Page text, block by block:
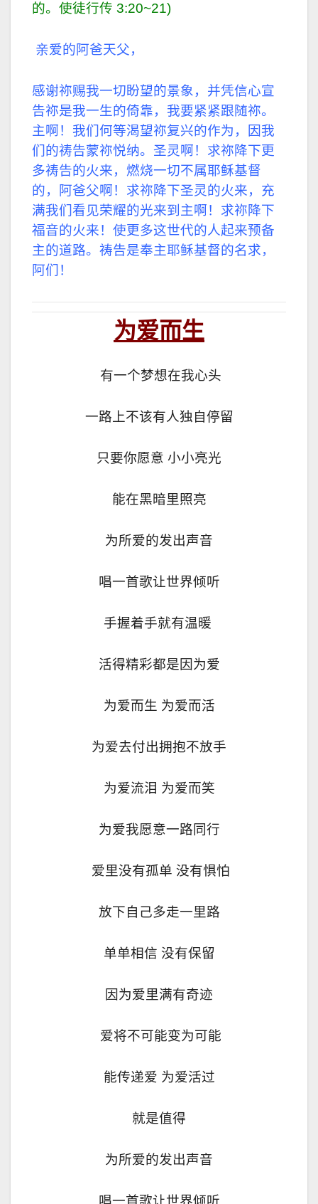
的。使徒行传 3:20~21)
亲爱的阿爸天父，
感谢祢赐我一切盼望的景象， 并凭信心宣
告祢是我一生的倚靠，我要紧紧跟随祢。
主啊！我们何等渴望祢复兴的作为，因我
们的祷告蒙祢悦纳。 圣灵啊！求祢降下更
多祷告的火来，燃烧一切不属耶稣基督
的，
阿爸父啊！求祢降下圣灵的火来，充
满我们看见荣耀的光来到 主啊！求祢降下
福音的火来！使更多这世代的人起来预备
主的道路。 祷告是奉主耶稣基督的名求，
阿们！
为爱而生
有一个梦想在我心头
一路上不该有人独自停留
只要你愿意 小小亮光
能在黑暗里照亮
为所爱的发出声音
唱一首歌让世界倾听
手握着手就有温暖
活得精彩都是因为爱
为爱而生 为爱而活
为爱去付出拥抱不放手
为爱流泪 为爱而笑
为爱我愿意一路同行
爱里没有孤单 没有惧怕
放下自己多走一里路
单单相信 没有保留
因为爱里满有奇迹
爱将不可能变为可能
能传递爱 为爱活过
就是值得
为所爱的发出声音
唱一首歌让世界倾听